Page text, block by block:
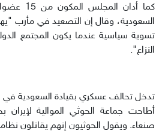
كما
السعودية، وقال إن التصعيد في مأرب
تسوية سياسية عندما يكون المجتمع
النزاع".
أطاحت جماعة الحوثي الموالية لإيران
صنعاء. ويقول الحوثيون إنهم يقاتلون